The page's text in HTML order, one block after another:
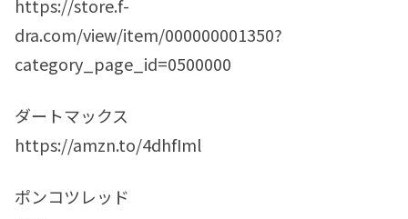
https://store.f-
dra.com/view/item/000000001350?
category_page_id=0500000
ダートマックス
https://amzn.to/4dhfIml
ポンコツレッド